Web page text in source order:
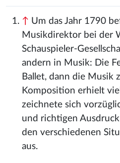
↑ Um das Jahr 1790
Musikdirektor bei der
Schauspieler-
andern in Musik: Die
Ballet, dann die Musik
Komposition erhielt
zeichnete sich
und richtigen
den verschiedenen
aus.